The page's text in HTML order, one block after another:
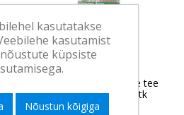
Vintage Teas Roheline tee
jasmiini teepakk 30tk
kasutatakse
kasutamist
küpsiste
Nõustun kõigiga